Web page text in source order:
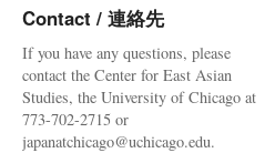
Contact / 連絡先
If you have any questions, please
contact the Center for East Asian
Studies, the University of Chicago at
773-702-2715 or
japanatchicago@uchicago.edu.